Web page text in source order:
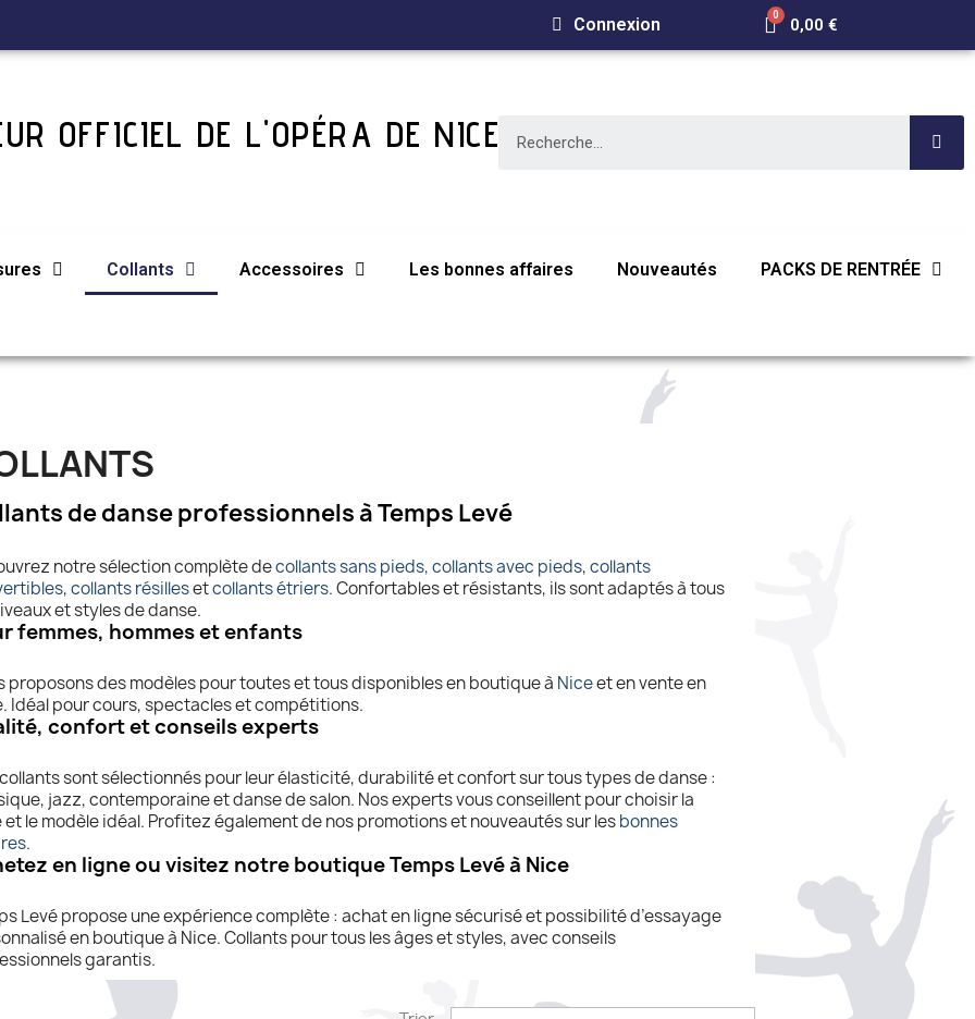
Connexion 0,00 €
OFFICIEL DE L'OPÉRA DE NICE
Collants Accessoires Les bonnes affaires Nouveautés PACKS DE RENTRÉE
de danse professionnels à Temps Levé
notre sélection complète decollants sans pieds,collants avec pieds,collants
,collants résillesetcollants étriers. Confortables et résistants, ils sont adaptés à tous
et styles de danse.
femmes, hommes et enfants
proposons des modèles pour toutes et tous disponibles en boutique à Niceet en vente en
Idéal pour cours, spectacles et compétitions.
confort et conseils experts
sont sélectionnés pour leur élasticité, durabilité et confort sur tous types de danse :
jazz, contemporaine et danse de salon. Nos experts vous conseillent pour choisir la
et le modèle idéal. Profitez également de nos promotions et nouveautés sur lesbonnes
.
en ligne ou visitez notre boutique Temps Levé à Nice
Levé propose une expérience complète : achat en ligne sécurisé et possibilité d’essayage
en boutique à Nice. Collants pour tous les âges et styles, avec conseils
garantis.